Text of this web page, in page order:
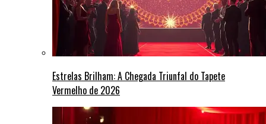
Estrelas Brilham: A Chegada Triunfal do Tapete
Vermelho de 2026